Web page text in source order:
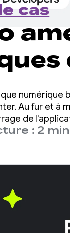
cas
R8
numérique
Au fur et à
de
des: 2 min